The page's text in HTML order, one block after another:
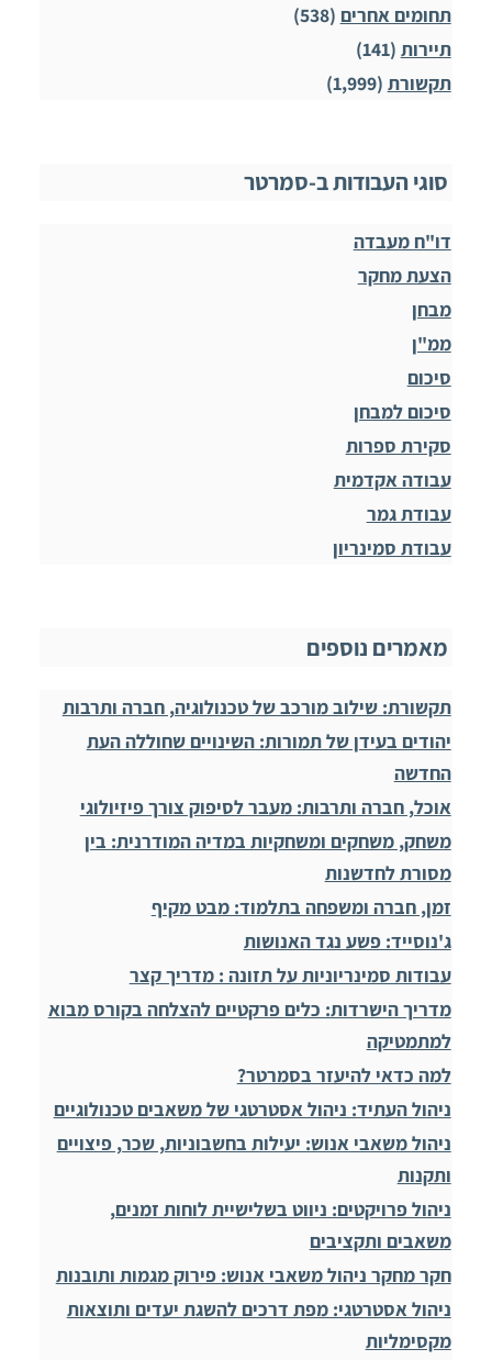
תחומים אחרים (538)
תיירות (141)
תקשורת (1,999)
סוגי העבודות ב-סמרטר
דו"ח מעבדה
הצעת מחקר
מבחן
ממ"ן
סיכום
סיכום למבחן
סקירת ספרות
עבודה אקדמית
עבודת גמר
עבודת סמינריון
מאמרים נוספים
תקשורת: שילוב מורכב של טכנולוגיה, חברה ותרבות
יהודים בעידן של תמורות: השינויים שחוללה העת
החדשה
אוכל, חברה ותרבות: מעבר לסיפוק צורך פיזיולוגי
משחק, משחקים ומשחקיות במדיה המודרנית: בין
מסורת לחדשנות
זמן, חברה ומשפחה בתלמוד: מבט מקיף
ג'נוסייד: פשע נגד האנושות
עבודות סמינריוניות על תזונה : מדריך קצר
מדריך הישרדות: כלים פרקטיים להצלחה בקורס מבוא
למתמטיקה
למה כדאי להיעזר בסמרטר?
ניהול העתיד: ניהול אסטרטגי של משאבים טכנולוגיים
ניהול משאבי אנוש: יעילות בחשבוניות, שכר, פיצויים
ותקנות
ניהול פרויקטים: ניווט בשלישיית לוחות זמנים,
משאבים ותקציבים
חקר מחקר ניהול משאבי אנוש: פירוק מגמות ותובנות
ניהול אסטרטגי: מפת דרכים להשגת יעדים ותוצאות
מקסימליות